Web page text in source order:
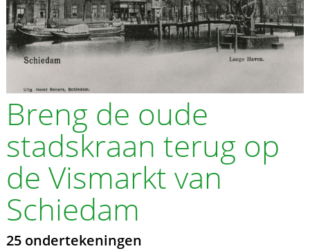
Breng de oude
stadskraan terug op
de Vismarkt van
Schiedam
25 ondertekeningen